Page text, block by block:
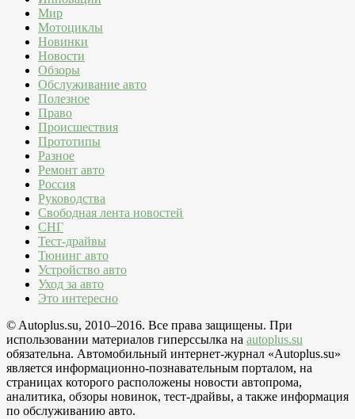
Мир
Мотоциклы
Новинки
Новости
Обзоры
Обслуживание авто
Полезное
Право
Происшествия
Прототипы
Разное
Ремонт авто
Россия
Руководства
Свободная лента новостей
СНГ
Тест-драйвы
Тюнинг авто
Устройство авто
Уход за авто
Это интересно
© Autoplus.su, 2010–2016. Все права защищены. При
использовании материалов гиперссылка на autoplus.su
обязательна. Автомобильный интернет-журнал «Autoplus.su»
является информационно-познавательным порталом, на
страницах которого расположены новости автопрома,
аналитика, обзоры новинок, тест-драйвы, а также информация
по обслуживанию авто.